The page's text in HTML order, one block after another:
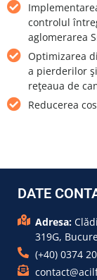
controlul
aglomerarea
Optimizarea
a pierderilor
reţeaua de
Reducerea
DATE
Adresa:
319G,
(+40) 0374